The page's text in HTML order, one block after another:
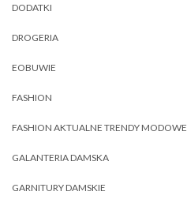
DODATKI
DROGERIA
EOBUWIE
FASHION
FASHION AKTUALNE TRENDY MODOWE
GALANTERIA DAMSKA
GARNITURY DAMSKIE